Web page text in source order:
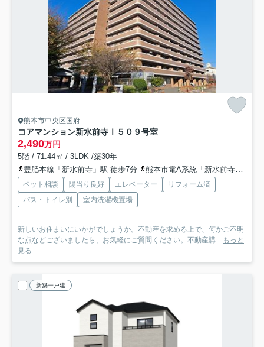
熊本市中央区国府
コアマンション新水前寺Ⅰ ５０９号室
2,490万円
5階 / 71.44㎡ / 3LDK /築30年
豊肥本線「新水前寺」駅 徒歩7分
熊本市電A系統「新水前寺駅前」駅 徒歩8分
ペット相談 陽当り良好 エレベーター
リフォーム済
バス・トイレ別
室内洗濯機置場
新しいお住まいにいかがでしょうか。不動産を求める上で、何かご不明
な点などございましたら、お気軽にご質問ください。不動産購... もっと
見る
新築一戸建